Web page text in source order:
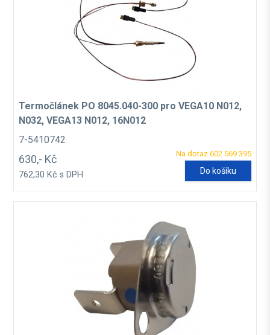
Termočlánek PO 8045.040-300 pro VEGA10 N012,
N032, VEGA13 N012, 16N012
7-5410742
Na dotaz 602 569 395
630,- Kč
762,30 Kč s DPH Do košíku